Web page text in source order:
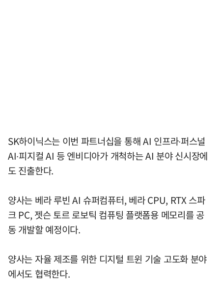
SK하이닉스는 이번 파트너십을 통해 AI 인프라∙퍼스널
AI∙피지컬 AI 등 엔비디아가 개척하는 AI 분야 신시장에
도 진출한다.
양사는 베라 루빈 AI 슈퍼컴퓨터, 베라 CPU, RTX 스파
크 PC, 젯슨 토르 로보틱 컴퓨팅 플랫폼용 메모리를 공
동 개발할 예정이다.
양사는 자율 제조를 위한 디지털 트윈 기술 고도화 분야
에서도 협력한다.